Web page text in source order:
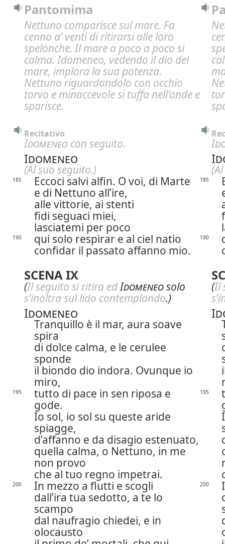
Pantomima
Nettuno comparisce sul mare. Fa
cenno a’ venti di ritirarsi alle loro
spelonche. Il mare apoco a poco si
calma. Idomeneo, vedendo il dio del
mare, implora la sua potenza.
Nettuno riguardandolo con occhio
torvo e minaccevole si tuffa nell’onde e
sparisce.
Recitativo
Idomeneo con seguito.
Idomeneo
(Al suo seguito.)
185 Eccoci salvi alfin. O voi, di Marte 185
e di Nettuno all’ire,
alle vittorie, ai stenti
fidi seguaci miei,
lasciatemi per poco
190 qui solo respirar e al ciel natio 190
confidar il passato affanno mio.
SCENA IX
(Il seguito si ritira edIdomeneosolo
s’inoltra sul lido contemplando.)
(Il
Idomeneo
Tranquillo è il mar, aura soave
spira
di dolce calma, e le cerulee
sponde
il biondo dio indora. Ovunque io
miro,
195
tutto di pace in sen riposa e
gode.
195
Io sol, io sol su queste aride
spiagge,
d’affanno e da disagio estenuato,
quella calma, o Nettuno, in me
non provo
che al tuo regno impetrai.
200 In mezzo a flutti e scogli 200
dall’ira tua sedotto, a te lo
scampo
dal naufragio chiedei, e in
olocausto